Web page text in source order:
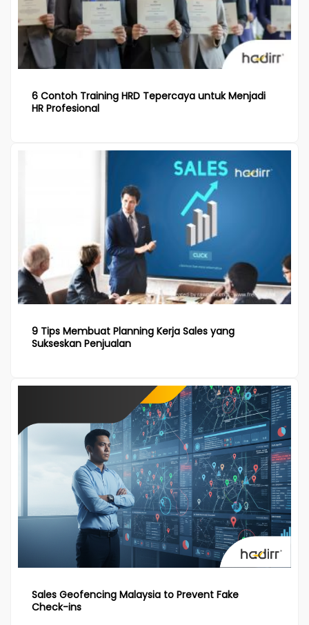
6 Contoh Training HRD Tepercaya untuk Menjadi
HR Profesional
9 Tips Membuat Planning Kerja Sales yang
Sukseskan Penjualan
Sales Geofencing Malaysia to Prevent Fake
Check-ins